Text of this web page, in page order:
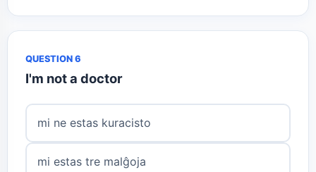
QUESTION 6
I'm not a doctor
mi ne estas kuracisto
mi estas tre malĝoja